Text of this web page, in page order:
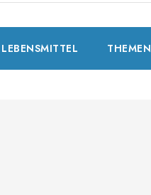
LEBENSMITTEL THEMEN